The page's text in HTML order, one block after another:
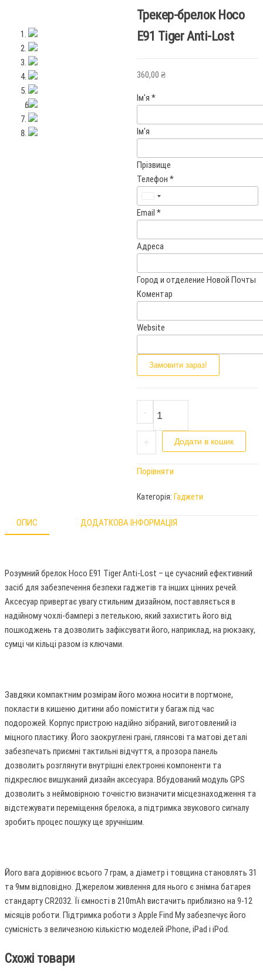
Трекер-брелок Hoco
E91 Tiger Anti-Lost
360,00 ₴
Ім'я *
Ім'я
Прізвище
Телефон *
n
t
e
d
S
t
t
s
+
Email *
Адреса
Город и отделение Новой Почты
Коментар
Website
Замовити зараз!
-
+ Додати в кошик
Порівняти
Категорія: Гаджети
ОПИС ДОДАТКОВА ІНФОРМАЦІЯ
Розумний брелок Hoco E91 Tiger Anti-Lost – це сучасний ефективний
засіб для забезпечення безпеки гаджетів та інших цінних речей.
Аксесуар привертає увагу стильним дизайном, поставляється в
надійному чохлі-бампері з петелькою, який захистить його від
пошкоджень та дозволить зафіксувати його, наприклад, на рюкзаку,
сумці чи кільці разом із ключами.
Завдяки компактним розмірам його можна носити в портмоне,
покласти в кишеню дитини або помістити у багаж під час
подорожей. Корпус пристрою надійно зібраний, виготовлений із
міцного пластику. Його заокруглені грані, глянсові та матові деталі
забезпечать приємні тактильні відчуття, а прозора панель
дозволить розглянути внутрішні електронні компоненти та
підкреслює вишуканий дизайн аксесуара. Вбудований модуль GPS
дозволить з неймовірною точністю визначити місцезнаходження та
відстежувати переміщення брелока, а підтримка звукового сигналу
зробить процес пошуку ще зручнішим.
Його вага дорівнює всього 7 грам, а діаметр і товщина становлять 31
та 9мм відповідно. Джерелом живлення для нього є знімна батарея
стандарту CR2032. Її ємності в 210mAh вистачить приблизно на 9-12
місяців роботи. Підтримка роботи з Apple Find My забезпечує його
сумісність з величезною кількістю моделей iPhone, iPad і iPod.
Схожі товари